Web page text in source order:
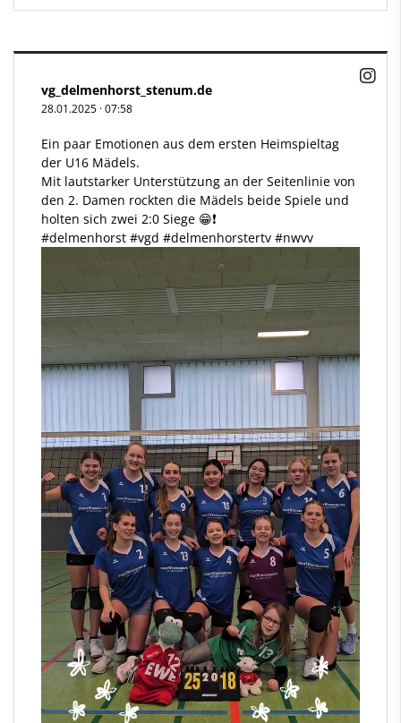
vg_delmenhorst_stenum.de
28.01.2025 ·07:58
Ein paar Emotionen aus dem ersten Heimspieltag
der U16 Mädels.
Mit lautstarker Unterstützung an der Seitenlinie von
den 2. Damen rockten die Mädels beide Spiele und
holten sich zwei 2:0 Siege 😁❗
#delmenhorst #vgd #delmenhorstertv #nwvv